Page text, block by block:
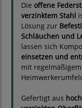
Die offene
verzinktem Stahl
Lösung zur
Schläuchen und
lassen sich
einsetzen und
mit
Gefertigt aus